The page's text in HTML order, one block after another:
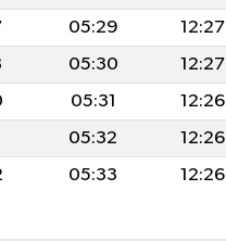
05:29 12:27
05:30 12:27
05:31 12:26
05:32 12:26
05:33 12:26